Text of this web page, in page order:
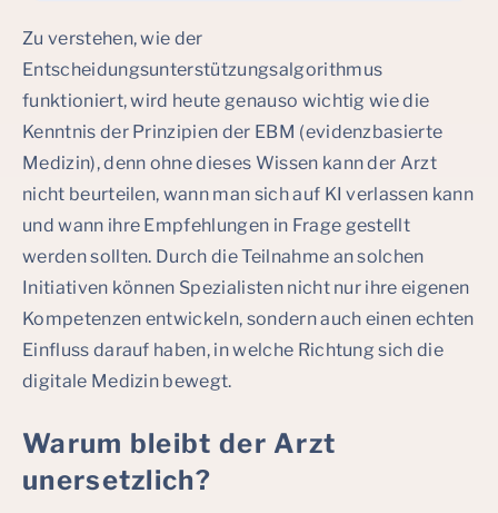
Zu verstehen, wie der
Entscheidungsunterstützungsalgorithmus
funktioniert, wird heute genauso wichtig wie die
Kenntnis der Prinzipien der EBM (evidenzbasierte
Medizin), denn ohne dieses Wissen kann der Arzt
nicht beurteilen, wann man sich auf KI verlassen kann
und wann ihre Empfehlungen in Frage gestellt
werden sollten. Durch die Teilnahme an solchen
Initiativen können Spezialisten nicht nur ihre eigenen
Kompetenzen entwickeln, sondern auch einen echten
Einfluss darauf haben, in welche Richtung sich die
digitale Medizin bewegt.
Warum bleibt der Arzt
unersetzlich?